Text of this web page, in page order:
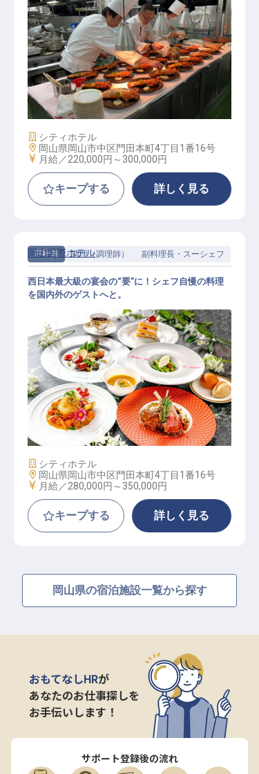
調理スタッフ│年収400万円可／第二
新卒歓迎／内定まで1週間
施設業態
シティホテル
勤務地
岡山県岡山市中区門田本町4丁目1番16号
給与
月給／220,000円～ 300,000円
キープする 詳しく見る
正社員 調理（調理師） 副料理長・スーシェフ
宴会副料理長候補│1年目年収490万
円可／経験者優遇／面接1回
岡山国際ホテル
西日本最大級の宴会の“要”に！シェフ自慢の料理
を国内外のゲストへと。
施設業態
シティホテル
勤務地
岡山県岡山市中区門田本町4丁目1番16号
給与
月給／280,000円～ 350,000円
キープする 詳しく見る
岡山県の宿泊施設一覧から探す
おもてなしHRが
あなたのお仕事探しを
お手伝いします！
サポート登録後の流れ